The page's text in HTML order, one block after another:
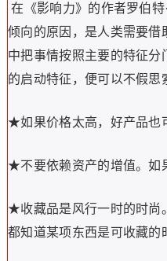
在《影响力》的作者罗伯
倾向的原因，是人类需要借
中把事情按照主要的特征
的启动特征，便可以不假思
★如果价格太高，好产品也
★不要依赖资产的增值。如
★收藏品是风行一时的时尚
都知道某项东西是可收藏的